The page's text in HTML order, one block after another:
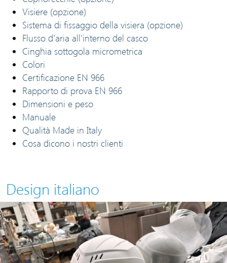
Visiere (opzione)
Sistema di fissaggio della visiera (opzione)
Flusso d'aria all'interno del casco
Cinghia sottogola micrometrica
Colori
Certificazione EN 966
Rapporto di prova EN 966
Dimensioni e peso
Manuale
Qualità Made in Italy
Cosa dicono i nostri clienti
Design italiano